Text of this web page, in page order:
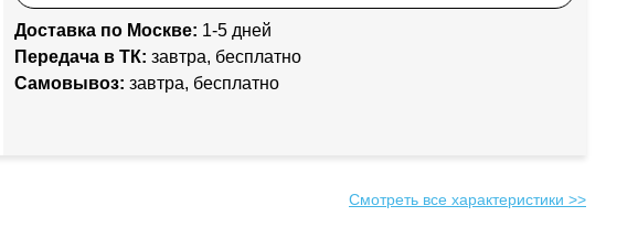
Доставка по Москве: 1-5 дней
Передача в ТК: завтра, бесплатно
Самовывоз: завтра, бесплатно
Смотреть все характеристики >>